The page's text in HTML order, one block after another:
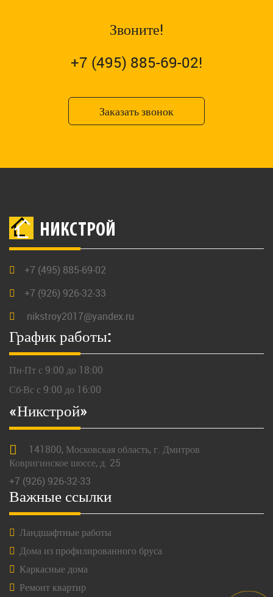
Звоните!
+7 (495) 885-69-02!
Заказать звонок
НИКСТРОЙ
+7 (495) 885-69-02
+7 (926) 926-32-33
nikstroy2017@yandex.ru
График работы:
Пн-Пт с 9:00 до 18:00
Сб-Вс с 9:00 до 16:00
«Никстрой»
141800, Московская область, г. Дмитров
Ковригинское шоссе, д. 25
+7 (926) 926-32-33
Важные ссылки
Ландшафтные работы
Дома из профилированного бруса
Каркасные дома
Ремонт квартир